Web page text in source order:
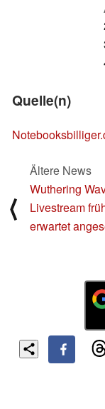
Quelle(n)
⟨
Ältere News
Wuthering
Livestream
erwartet